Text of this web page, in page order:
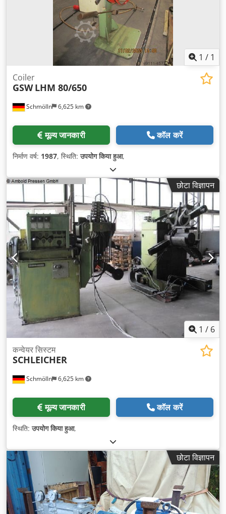
1 / 1
Schmölln 6,625 km
Coiler
GSW LHM 80/650
मूल्य जानकारी कॉल करें
निर्माण वर्ष: 1987, स्थिति:उपयोग किया हुआ,
छोटा विज्ञापन
1 / 6
Schmölln 6,625 km
कन्वेयर सिस्टम
SCHLEICHER
मूल्य जानकारी कॉल करें
स्थिति:उपयोग किया हुआ,
छोटा विज्ञापन